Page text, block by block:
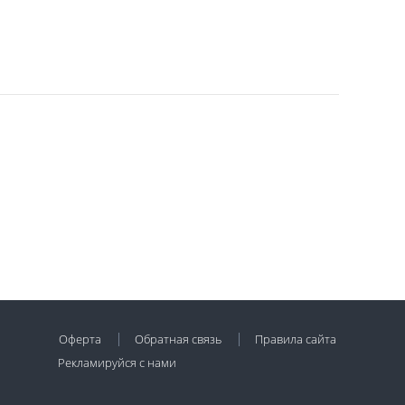
Оферта Обратная связь
Правила сайта
Рекламируйся с нами